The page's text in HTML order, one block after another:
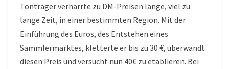
Tonträger verharrte zu DM-Preisen lange, viel zu
lange Zeit, in einer bestimmten Region. Mit der
Einführung des Euros, des Entstehen eines
Sammlermarktes, kletterte er bis zu 30 €, überwandt
diesen Preis und versucht nun 40€ zu etablieren. Bei